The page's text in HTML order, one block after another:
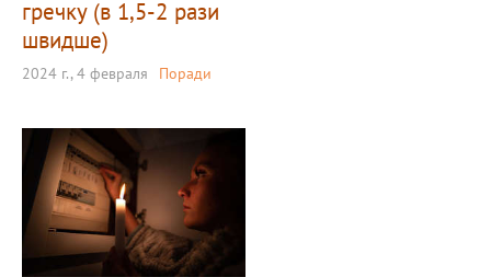
гречку (в 1,5-2 рази
швидше)
2024 г., 4 февраля Поради